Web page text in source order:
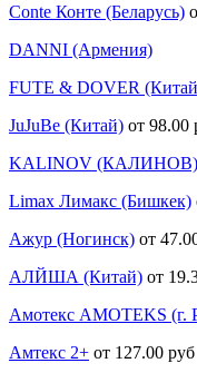
Conte Конте (Беларусь)
DANNI (Армения)
FUTE & DOVER
JuJuBe (Китай) от 98.00
KALINOV (КАЛИНОВ)
Limax Лимакс (Бишкек)
Ажур (Ногинск) от
АЛЙША (Китай) от
Амотекс AMOTEKS (г.
Амтекс 2+ от 127.00 руб